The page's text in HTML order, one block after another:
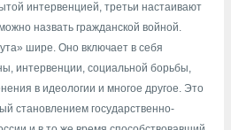
интервенцией, третьи настаивают
назвать гражданской войной.
шире. Оно включает в себя
интервенции, социальной борьбы,
в идеологии и многое другое. Это
становлением государственно-